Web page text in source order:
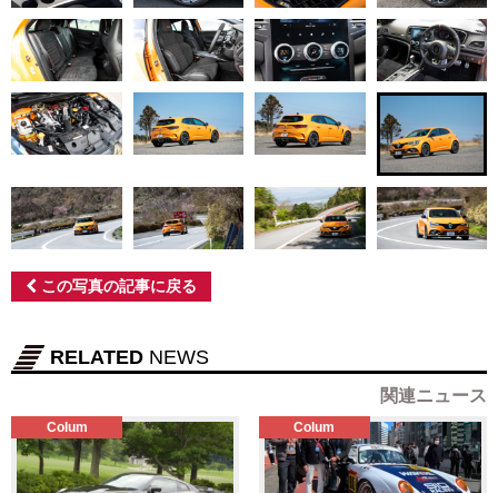
この写真の記事に戻る
RELATED NEWS
関連ニュース
Colum Colum